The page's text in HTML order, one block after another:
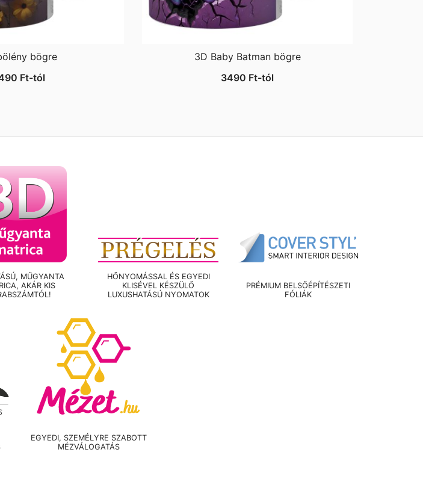
bögre
Ft-tól
3D Baby Batman bögre
3490 Ft-tól
MŰGYANTA
AKÁR KIS
HŐNYOMÁSSAL ÉS EGYEDI
KLISÉVEL KÉSZÜLŐ
LUXUSHATÁSÚ NYOMATOK
PRÉMIUM BELSŐÉPÍTÉSZETI
FÓLIÁK
EGYEDI, SZEMÉLYRE SZABOTT
MÉZVÁLOGATÁS